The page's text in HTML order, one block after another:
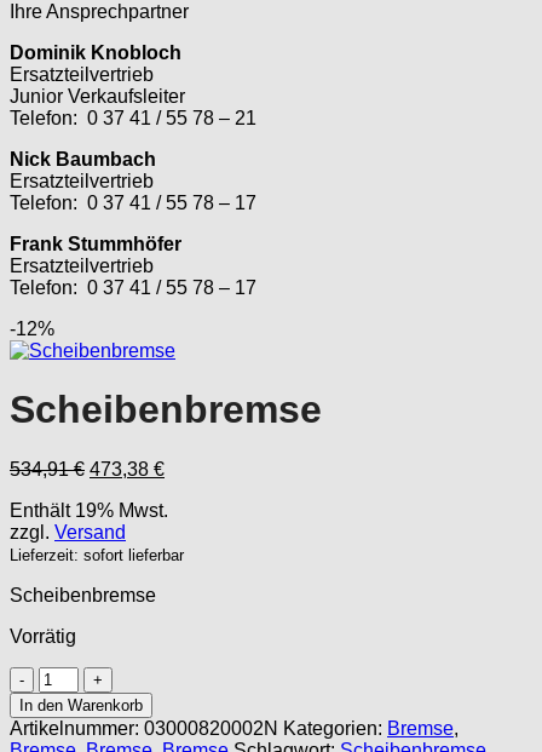
Ihre Ansprechpartner
Dominik Knobloch
Ersatzteilvertrieb
Junior Verkaufsleiter
Telefon: 0 37 41 / 55 78 – 21
Nick Baumbach
Ersatzteilvertrieb
Telefon: 0 37 41 / 55 78 – 17
Frank Stummhöfer
Ersatzteilvertrieb
Telefon: 0 37 41 / 55 78 – 17
-12%
Scheibenbremse
534,91€ Ursprünglicher
war:
534,91 €
473,38 €Aktueller
ist:
Enthält 19% Mwst.
zzgl. Versand
Lieferzeit: sofort lieferbar
Scheibenbremse
Vorrätig
Scheibenbremse
Menge
In den Warenkorb
Artikelnummer: 03000820002N Kategorien: Bremse,